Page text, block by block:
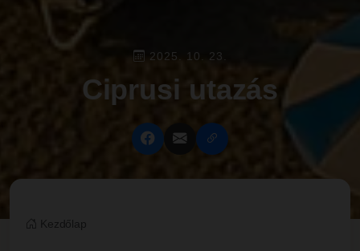
2025. 10. 23.
Ciprusi utazás
Kezdőlap